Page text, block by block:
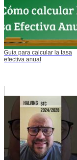
Guía para calcular la tasa
efectiva anual